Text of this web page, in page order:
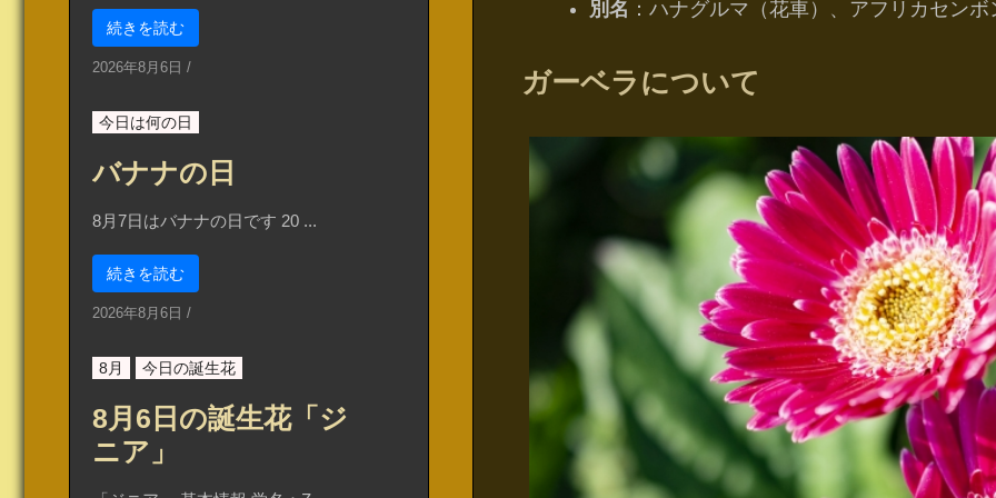
別名 ：ハナグルマ（花車）、アフリカセンボ
ガーベラについて
続きを読む
2026年8月6日 /
今日は何の日
バナナの日
8月7日はバナナの日です 20 ...
続きを読む
2026年8月6日 /
8月 今日の誕生花
8月6日の誕生花「ジ
ニア」